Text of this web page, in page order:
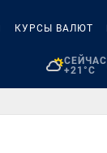
КУРСЫ ВАЛЮТ
СЕЙЧАС
+21°C